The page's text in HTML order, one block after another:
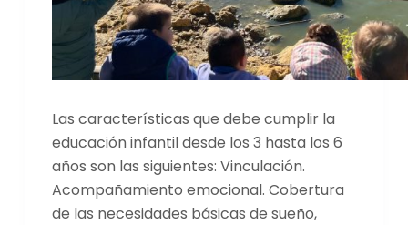
Las características que debe cumplir la
educación infantil desde los 3 hasta los 6
años son las siguientes: Vinculación.
Acompañamiento emocional. Cobertura
de las necesidades básicas de sueño,